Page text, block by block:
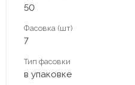
50
Фасовка (шт)
7
Тип фасовки
в упаковке